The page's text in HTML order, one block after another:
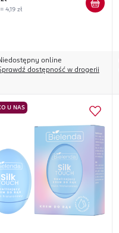
4,19 zł
online
dostępność w drogerii
U NAS